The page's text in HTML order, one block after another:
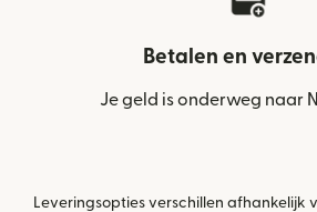
Betalen en
Je geld is onderweg naar
Leveringsopties verschillen afhankelijk